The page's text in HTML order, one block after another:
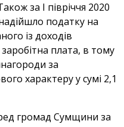
за І півріччя 2020
податку на
із доходів
плата, в тому
за
характеру у сумі 2,1
громад Сумщини за